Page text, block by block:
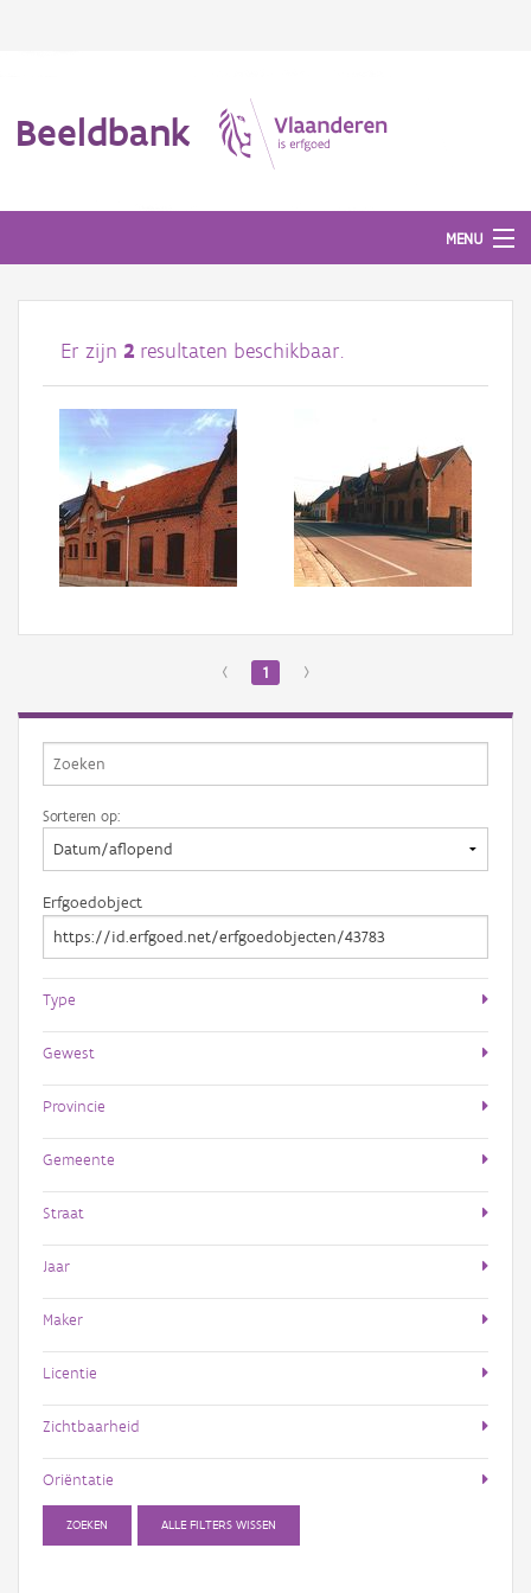
Beeldbank
MENU
Afbeeldingen
#BeeldIndeKijker
Hergebruik
Over ons
Aanmelden
Er zijn 2 resultaten beschikbaar.
‹ 1 ›
Sorteren op:
Erfgoedobject
Type
Gewest
Provincie
Gemeente
Straat
Jaar
Maker
Licentie
Zichtbaarheid
Oriëntatie
ZOEKEN ALLE FILTERS WISSEN